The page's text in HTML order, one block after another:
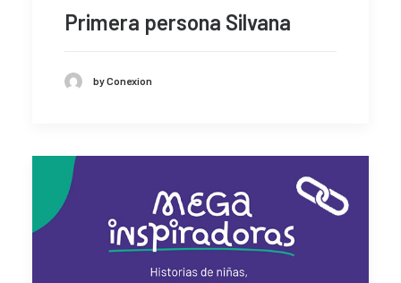
Primera persona Silvana
by Conexion